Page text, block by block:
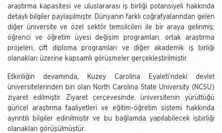
araştırma kapasitesi ve uluslararası iş birliği potansiyeli hakkında
detaylı bilgiler paylaşılmıştır. Dünyanın farklı coğrafyalarından gelen
diğer üniversite ve özel sektör temsilcileri ile bir araya gelinmiş;
öğrenci ve öğretim üyesi değişim programları, ortak araştırma
projeleri, çift diploma programları ve diğer akademik iş birliği
olanakları üzerine kapsamlı görüşmeler gerçekleştirilmiştir.
Etkinliğin devamında, Kuzey Carolina Eyaleti’ndeki devlet
üniversitelerinden biri olan North Carolina State University (NCSU)
ziyaret edilmiştir. Ziyaret çerçevesinde, üniversitenin yürüttüğü
güncel araştırma faaliyetleri ve eğitim-öğretim sistemi hakkında
ayrıntılı bilgiler edinilmiştir ve bu bağlamda yapılabilecek işbirliği
olanakları görüşülmüştür.